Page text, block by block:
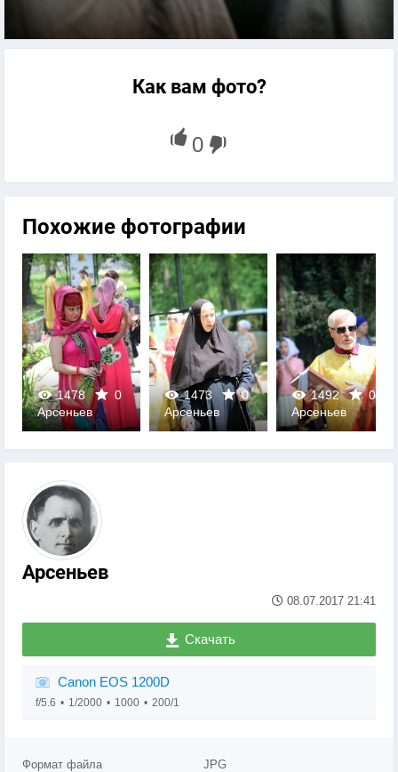
Как вам фото?
Похожие фотографии
1478
0
0
Арсеньев
1473
0
0
Арсеньев
1492
0
0
Арсеньев
Арсеньев
08.07.2017 21:41
Скачать
Canon EOS 1200D
f/5.6 1/2000 1000 200/1
Формат файла
JPG